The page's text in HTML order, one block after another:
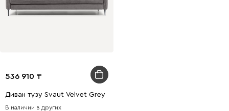
536 910
Диван түзу Svaut Velvet Grey
В наличии в других